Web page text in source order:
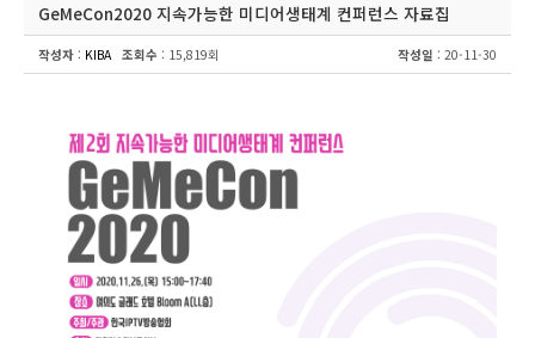
GeMeCon2020 지속가능한 미디어생태계 컨퍼런스 자료집
작성자 : KIBA 조회수 : 15,819회 작성일 : 20-11-30